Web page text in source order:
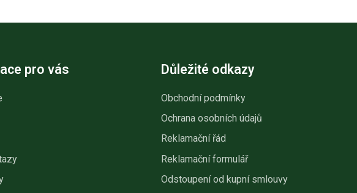
pro vás Důležité odkazy
Obchodní podmínky
Ochrana osobních údajů
Reklamační řád
Reklamační formulář
Odstoupení od kupní smlouvy